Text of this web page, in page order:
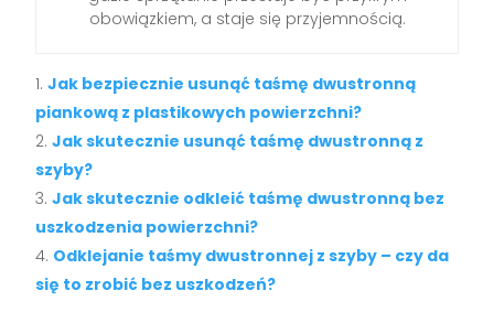
obowiązkiem, a staje się przyjemnością.
Jak bezpiecznie usunąć taśmę dwustronną
piankową z plastikowych powierzchni?
Jak skutecznie usunąć taśmę dwustronną z
szyby?
Jak skutecznie odkleić taśmę dwustronną bez
uszkodzenia powierzchni?
Odklejanie taśmy dwustronnej z szyby – czy da
się to zrobić bez uszkodzeń?